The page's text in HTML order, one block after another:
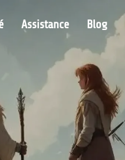
Assistance Blog